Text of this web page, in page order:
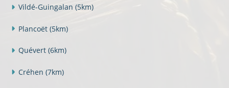
Vildé-Guingalan (5km)
Plancoët (5km)
Quévert (6km)
Créhen (7km)